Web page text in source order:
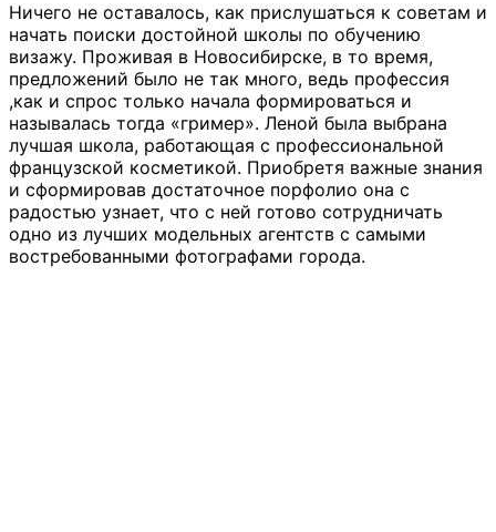
Ничего не оставалось, как прислушаться к советам и
начать поиски достойной школы по обучению
визажу. Проживая в Новосибирске, в то время,
предложений было не так много, ведь профессия
,как и спрос только начала формироваться и
называлась тогда «гример». Леной была выбрана
лучшая школа, работающая с профессиональной
французской косметикой. Приобретя важные знания
и сформировав достаточное порфолио она с
радостью узнает, что с ней готово сотрудничать
одно из лучших модельных агентств с самыми
востребованными фотографами города.